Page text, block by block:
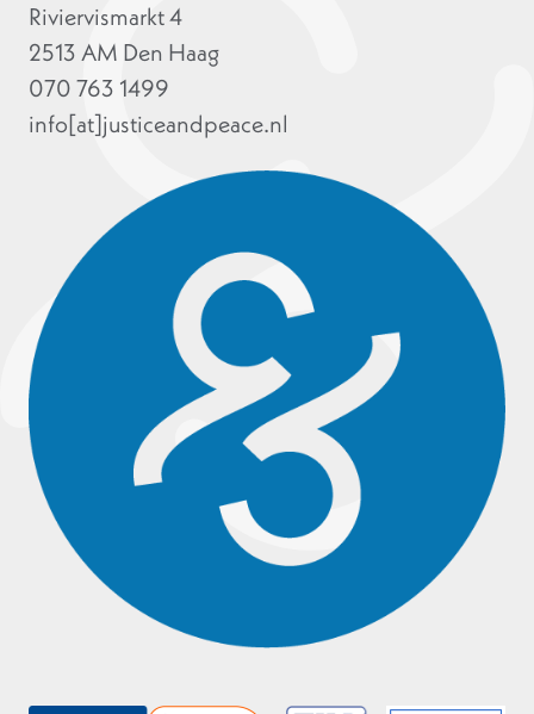
Riviervismarkt 4
2513 AM Den Haag
070 763 1499
info[at]justiceandpeace.nl